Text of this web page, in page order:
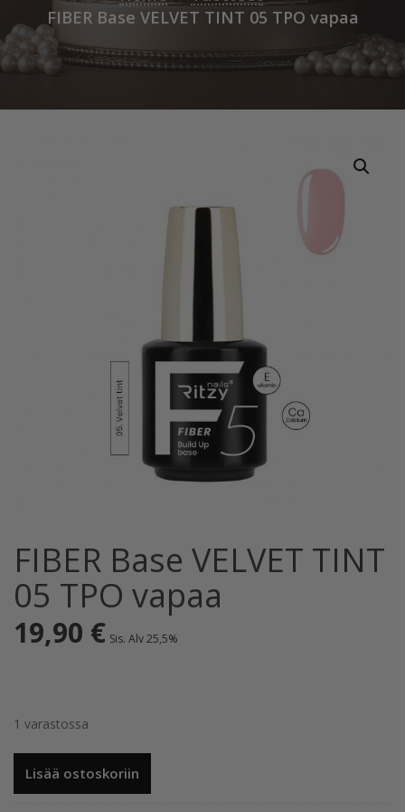
FIBER Base VELVET TINT 05 TPO vapaa
FIBER Base VELVET TINT
05 TPO vapaa
19,90 € Sis. Alv 25,5%
1 varastossa
Base
Lisää ostoskoriin